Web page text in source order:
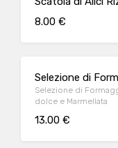
8.00 €
Selezione di
Selezione di
dolce e Marmellata
13.00 €